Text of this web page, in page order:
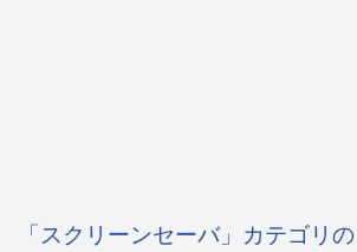
「スクリーンセーバ」カテゴリ